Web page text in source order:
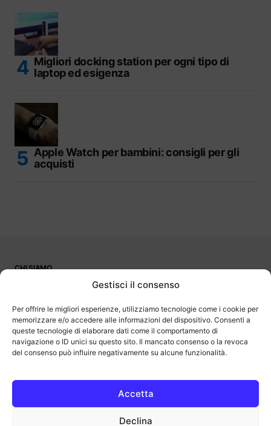
Gestisci il consenso
Per offrire le migliori esperienze, utilizziamo tecnologie come i cookie per
memorizzare e/o accedere alle informazioni del dispositivo. Consenti a
queste tecnologie di elaborare dati come il comportamento di
navigazione o ID unici su questo sito. Il mancato consenso o la revoca
del consenso può influire negativamente su alcune funzionalità.
Accetta
Declina
Migliori docking station per ogni tipo di
laptop ed esigenza
Apple Watch per bambini: consigli per gli
acquisti
CHI SIAMO
OutOfBit
programma di affiliazione che consente ai siti di percepire una
commissione pubblicitaria pubblicizzando e fornendo link al sito
Amazon.it. Amazon e il logo Amazon sono marchi registrati di
Amazon.com, Inc. o delle sue affiliate.
COPYRIGHT © 2013-2025 OUTOFBIT P.IVA 04140830243, TUTTI I